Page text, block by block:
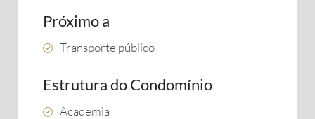
Próximo a
Transporte público
Estrutura do Condomínio
Academia